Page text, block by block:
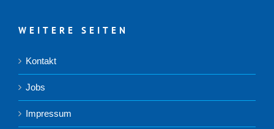
WEITERE SEITEN
Kontakt
Jobs
Impressum